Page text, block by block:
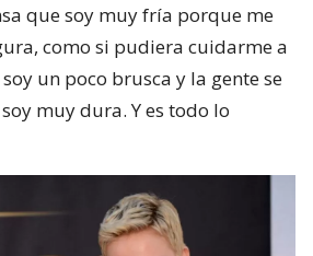
que soy muy fría porque me
como si pudiera cuidarme a
un poco brusca y la gente se
muy dura. Y es todo lo